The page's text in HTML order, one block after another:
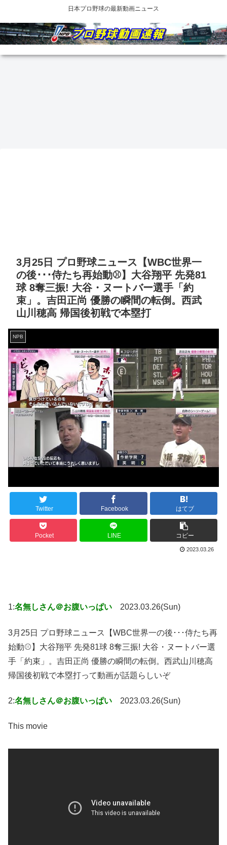
日本プロ野球の最新動画ニュース
3月25日 プロ野球ニュース【WBC世界一
の後･･･侍たち再始動⚾】大谷翔平 先発81
球 8奪三振! 大谷・ヌートバー選手「約
束」。吉田正尚 優勝の瞬間の転倒。西武
山川穂高 帰国後初戦で本塁打
NPB
Twitter Facebook はてブ
Pocket LINE コピー
2023.03.26
1:名無しさん＠お腹いっぱい 2023.03.26(Sun)
3月25日 プロ野球ニュース【WBC世界一の後･･･侍たち再
始動⚾】大谷翔平 先発81球 8奪三振! 大谷・ヌートバー選
手「約束」。吉田正尚 優勝の瞬間の転倒。西武山川穂高
帰国後初戦で本塁打って動画が話題らしいぞ
2:名無しさん＠お腹いっぱい 2023.03.26(Sun)
This movie